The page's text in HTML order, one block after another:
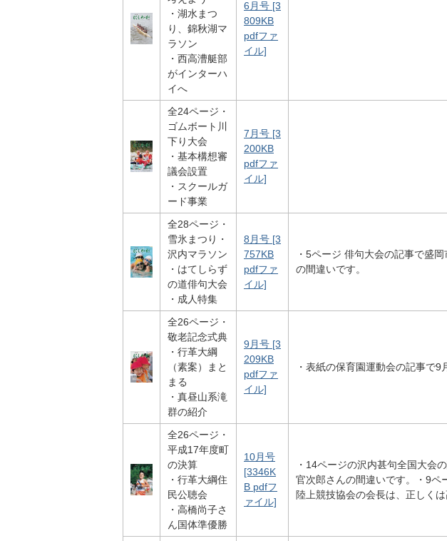
・湖水まつ
り、錦秋湖マ
ラソン
・西高漕艇部
がインターハ
イへ
6月号 [3
809KB
pdfファ
イル]
全24ページ・
ゴムボート川
下り大会
・基本構想審
議会設置
・スクールガ
ード事業
7月号 [3
200KB
pdfファ
イル]
全28ページ・
雪氷まつり・
沢内マラソン
・はてしらず
の道俳句大会
・成人特集
8月号 [3
757KB
pdfファ
イル]
・5ページ 俳句大会の記事で盛
の間違いです。
全26ページ・
敬老記念式典
・行革大綱
（素案）まと
まる
・真昼山系滝
群の紹介
9月号 [3
209KB
pdfファ
イル]
・表紙の保育園運動会の記事で9
全26ページ・
平成17年度町
の決算
・行革大綱住
民公聴会
・高橋尚子さ
ん国体準優勝
10月号
[3346K
B pdfフ
ァイル]
・14ページの沢内甚句全国大会
官次郎さんの間違いです。・9ペ
陸上競技協会の会長は、正しく